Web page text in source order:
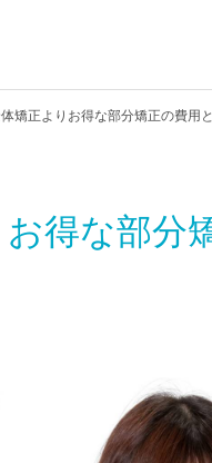
矯正よりお得な部分矯正の費用
得な部分